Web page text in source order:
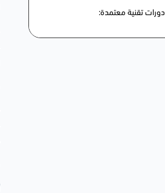
دورات تقنية معتمدة: